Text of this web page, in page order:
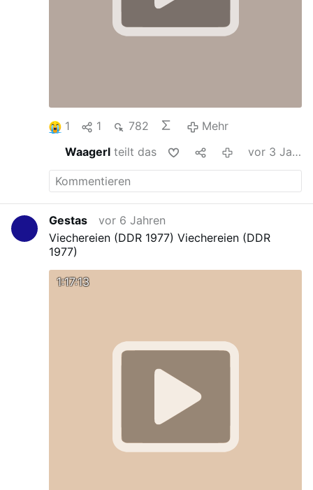
1 1 782
Mehr
Waagerlteilt das vor 3 Jahren
Gestas
vor 6 Jahren
Viechereien (DDR 1977) Viechereien (DDR
1977)
1:17:13